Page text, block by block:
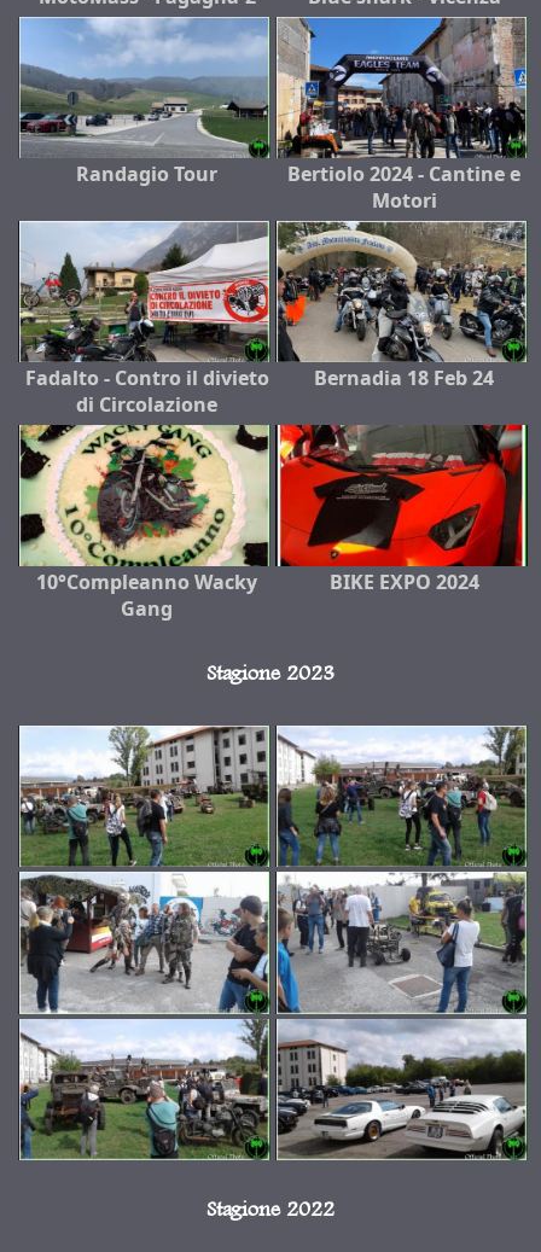
Randagio Tour
Bertiolo 2024 - Cantine e
Motori
Fadalto - Contro il divieto
di Circolazione
Bernadia 18 Feb 24
10°Compleanno Wacky
Gang
BIKE EXPO 2024
Stagione 2023
Stagione 2022